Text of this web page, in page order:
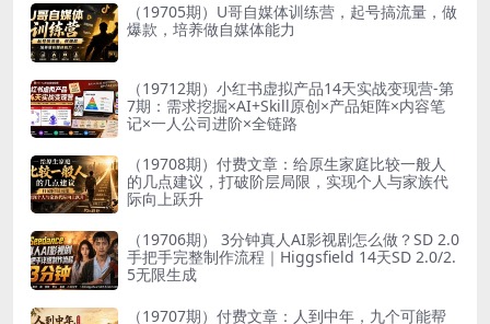
（19705期）U哥自媒体训练营，起号搞流量，做
爆款，培养做自媒体能力
（19712期）小红书虚拟产品14天实战变现营-第
7期：需求挖掘×AI+Skill原创×产品矩阵×内容笔
记×一人公司进阶×全链路
（19708期）付费文章：给原生家庭比较一般人
的几点建议，打破阶层局限，实现个人与家族代
际向上跃升
（19706期） 3分钟真人AI影视剧怎么做？SD 2.0
手把手完整制作流程｜Higgsfield 14天SD 2.0/2.
5无限生成
（19707期）付费文章：人到中年，九个可能帮